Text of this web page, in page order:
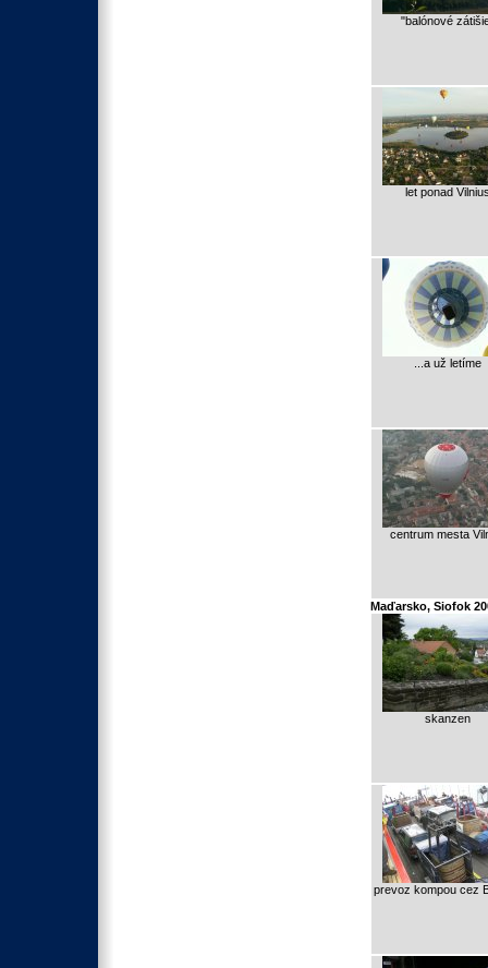
"balónové
let ponad
...a už letíme
centrum mesta
Maďarsko, Siofok
skanzen
prevoz kompou cez